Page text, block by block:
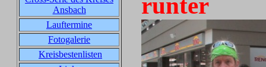
Ansbach
Lauftermine
Fotogalerie
Kreisbestenlisten